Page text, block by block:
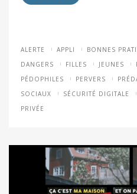
ALERTE APPLI BONNES
DANGERS
FILLES JEUNES
PÉDOPHILES
PERVERS
SOCIAUX
SÉCURITÉ DIGITALE
PRIVÉE